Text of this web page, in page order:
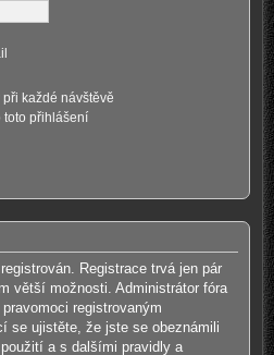
každé návštěvě
toto přihlášení
Registrace trvá jen pár
větší možnosti. Administrátor fóra
registrovaným
se ujistěte, že jste se obeznámili
a s dalšími pravidly a